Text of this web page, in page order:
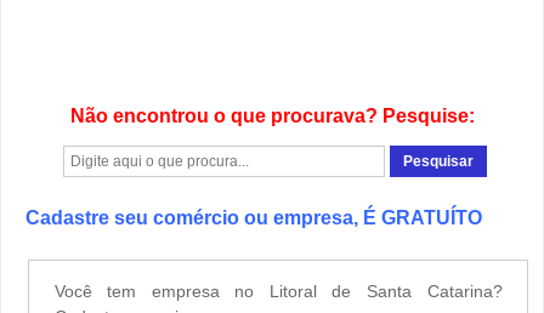
Não encontrou o que procurava? Pesquise:
Cadastre seu comércio ou empresa, É GRATUÍTO
Você tem empresa no Litoral de Santa Catarina?